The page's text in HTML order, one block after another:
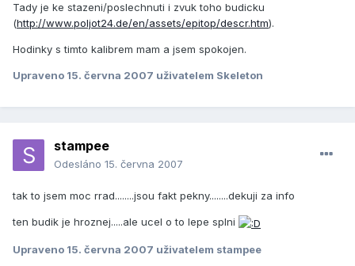
Tady je ke stazeni/poslechnuti i zvuk toho budicku
(http://www.poljot24.de/en/assets/epitop/descr.htm).
Hodinky s timto kalibrem mam a jsem spokojen.
Upraveno 15. června 2007 uživatelem Skeleton
stampee
Odesláno 15. června 2007
tak to jsem moc rrad........jsou fakt pekny........dekuji za info
ten budik je hroznej.....ale ucel o to lepe splni
Upraveno 15. června 2007 uživatelem stampee